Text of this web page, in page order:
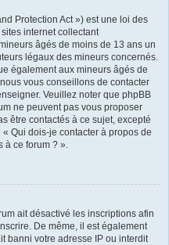
Protection Act ») est une loi des
internet collectant
âgés de moins de 13 ans un
légaux des mineurs concernés.
également aux mineurs âgés de
vous conseillons de contacter
Veuillez noter que phpBB
ne peuvent pas vous proposer
être contactés à ce sujet, excepté
Qui dois-je contacter à propos de
à ce forum ? ».
ait désactivé les inscriptions afin
De même, il est également
banni votre adresse IP ou interdit